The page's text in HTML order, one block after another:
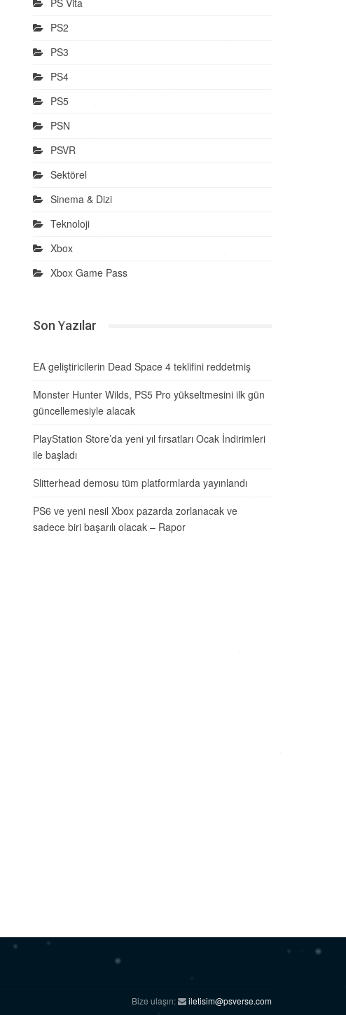
PS Vita
PS2
PS3
PS4
PS5
PSN
PSVR
Sektörel
Sinema & Dizi
Teknoloji
Xbox
Xbox Game Pass
Son Yazılar
EA geliştiricilerin Dead Space 4 teklifini reddetmiş
Monster Hunter Wilds, PS5 Pro yükseltmesini ilk gün
güncellemesiyle alacak
PlayStation Store’da yeni yıl fırsatları Ocak İndirimleri
ile başladı
Slitterhead demosu tüm platformlarda yayınlandı
PS6 ve yeni nesil Xbox pazarda zorlanacak ve
sadece biri başarılı olacak – Rapor
Bize ulaşın: iletisim@psverse.com